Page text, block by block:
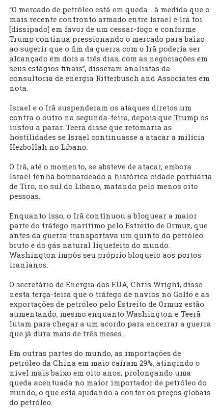
“O mercado de petróleo está em queda… à medida que o
mais recente confronto armado entre Israel e Irã foi
[dissipado] em favor de um cessar-fogo e conforme
Trump continua pressionando o mercado para baixo
ao sugerir que o fim da guerra com o Irã poderia ser
alcançado em dois a três dias, com as negociações em
seus estágios finais”, disseram analistas da
consultoria de energia Ritterbusch and Associates em
nota.
Israel e o Irã suspenderam os ataques diretos um
contra o outro na segunda-feira, depois que Trump os
instou a parar. Teerã disse que retomaria as
hostilidades se Israel continuasse a atacar a milícia
Hezbollah no Líbano.
O Irã, até o momento, se absteve de atacar, embora
Israel tenha bombardeado a histórica cidade portuária
de Tiro, no sul do Líbano, matando pelo menos oito
pessoas.
Enquanto isso, o Irã continuou a bloquear a maior
parte do tráfego marítimo pelo Estreito de Ormuz, que
antes da guerra transportava um quinto do petróleo
bruto e do gás natural liquefeito do mundo.
Washington impôs seu próprio bloqueio aos portos
iranianos.
O secretário de Energia dos EUA, Chris Wright, disse
nesta terça-feira que o tráfego de navios no Golfo e as
exportações de petróleo pelo Estreito de Ormuz estão
aumentando, mesmo enquanto Washington e Teerã
lutam para chegar a um acordo para encerrar a guerra
que já dura mais de três meses.
Em outras partes do mundo, as importações de
petróleo da China em maio caíram 29%, atingindo o
nível mais baixo em oito anos, prolongando uma
queda acentuada no maior importador de petróleo do
mundo, o que está ajudando a conter os preços globais
do petróleo.